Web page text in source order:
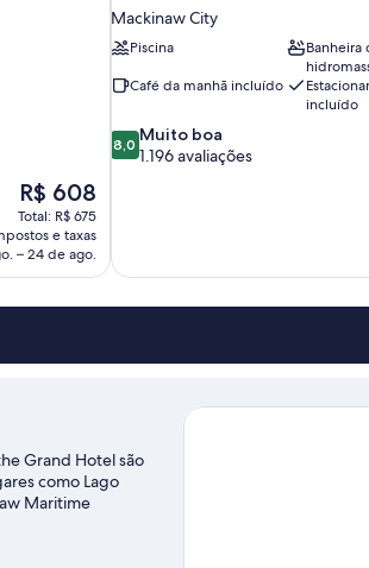
O
preço
é
de
R$ 608
R$ 608
Total: R$ 675
e taxas
– 24 de ago.
Mackinaw City
Piscina
Banheira
Café da manhã incluído
incluído
8.0
de
avaliações
8,0 Muito boa
1.196 avaliações
Grand Hotel são
como Lago
Maritime